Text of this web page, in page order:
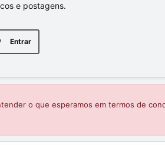
e postagens.
Entrar
o que esperamos em termos de